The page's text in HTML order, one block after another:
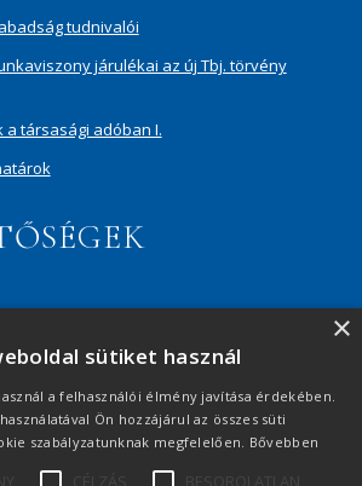
tudnivalói
járulékai az új Tbj. törvény
társasági adóban I.
×
sütiket használ
a felhasználói élmény javítása érdekében.
Ön hozzájárul az összes süti
szabályzatunknak megfelelően. Bővebben
BESOROLATLAN